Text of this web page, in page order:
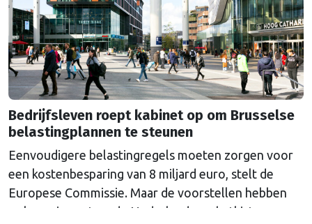
Bedrijfsleven roept kabinet op om Brusselse
belastingplannen te steunen
Eenvoudigere belastingregels moeten zorgen voor
een kostenbesparing van 8 miljard euro, stelt de
Europese Commissie. Maar de voorstellen hebben
ook een impact op de Nederlandse schatkist.